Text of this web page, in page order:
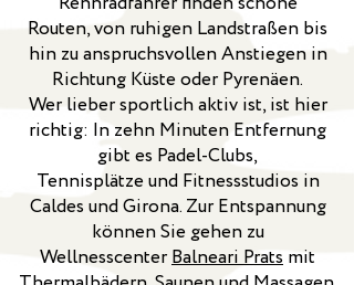
Routen, von ruhigen Landstraßen bis
hin zu anspruchsvollen Anstiegen in
Richtung Küste oder Pyrenäen.
Wer lieber sportlich aktiv ist, ist hier
richtig: In zehn Minuten Entfernung
gibt es Padel-Clubs,
Tennisplätze und Fitnessstudios in
Caldes und Girona. Zur Entspannung
können Sie gehen zu
WellnesscenterBalneari Prats mit